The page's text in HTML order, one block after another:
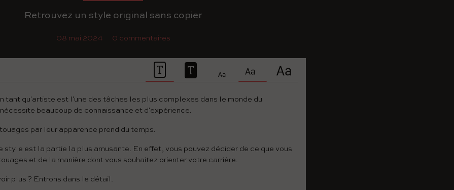
Retrouvez un style original sans copier
08 mai 2024 0 commentaires
tant qu'artiste est l'une des tâches les plus complexes dans le monde du
beaucoup de connaissance et d'expérience.
​​par leur apparence prend du temps.
style est la partie la plus amusante. En effet, vous pouvez décider de ce que vous
​​et de la manière dont vous souhaitez orienter votre carrière.
plus ? Entrons dans le détail.